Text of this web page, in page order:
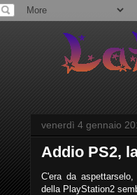
venerdì 4 gennaio
Addio PS2,
C'era da
della PlayStation2